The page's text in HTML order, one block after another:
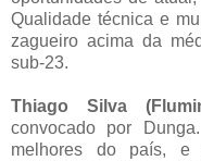
Qualidade técnica e
zagueiro acima da
sub-23.
Thiago Silva
convocado por
melhores do país, e